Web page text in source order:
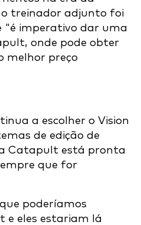
o treinador adjunto foi
"é imperativo dar uma
onde pode obter
melhor preço
a escolher o Vision
de edição de
Catapult está pronta
que for
poderíamos
eles estariam lá